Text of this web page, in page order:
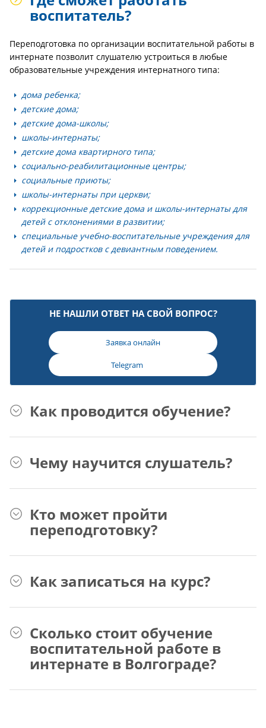
воспитатель?
Переподготовка по организации воспитательной работы в
интернате позволит слушателю устроиться в любые
образовательные учреждения интернатного типа:
дома ребенка;
детские дома;
детские дома-школы;
школы-интернаты;
детские дома квартирного типа;
социально-реабилитационные центры;
социальные приюты;
школы-интернаты при церкви;
коррекционные детские дома и школы-интернаты для
детей с отклонениями в развитии;
специальные учебно-воспитательные учреждения для
детей и подростков с девиантным поведением.
НЕ НАШЛИ ОТВЕТ НА СВОЙ ВОПРОС?
Заявка онлайн
Telegram
Как проводится обучение?
Чему научится слушатель?
Кто может пройти
переподготовку?
Как записаться на курс?
Сколько стоит обучение
воспитательной работе в
интернате в Волгограде?